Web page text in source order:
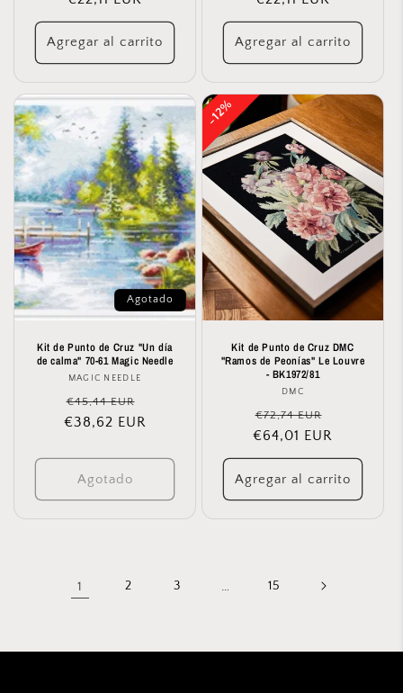
oferta
Agregar al carrito
oferta
Agregar al carrito
Agotado
Kit de Punto de Cruz "Un día
de calma" 70-61 Magic Needle
Proveedor:
MAGIC NEEDLE
Precio
habitual
€45,44 EUR
de
€38,62 EUR
Agotado
12%
12%
Kit de Punto de Cruz DMC
"Ramos de Peonías" Le Louvre
- BK1972/81
Proveedor:
DMC
Precio
habitual
€72,74 EUR
de
oferta
€64,01 EUR
Agregar al carrito
1 2 3 … 15